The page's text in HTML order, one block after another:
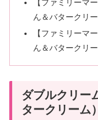
【ファミリーマ
ん＆バタークリ
【ファミリーマ
ん＆バタークリ
ダブルクリー
タークリーム）